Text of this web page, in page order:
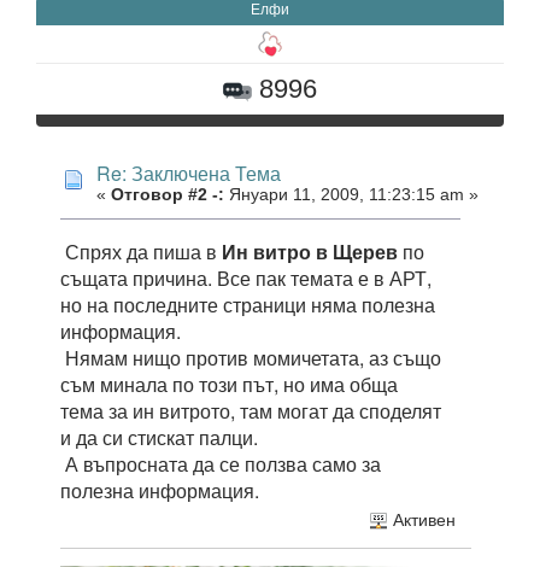
Елфи
8996
Re: Заключена Тема
« Отговор #2 -: Януари 11, 2009, 11:23:15 am »
Спрях да пиша в Ин витро в Щерев по
същата причина. Все пак темата е в АРТ,
но на последните страници няма полезна
информация.
Нямам нищо против момичетата, аз също
съм минала по този път, но има обща
тема за ин витрото, там могат да споделят
и да си стискат палци.
А въпросната да се ползва само за
полезна информация.
Активен